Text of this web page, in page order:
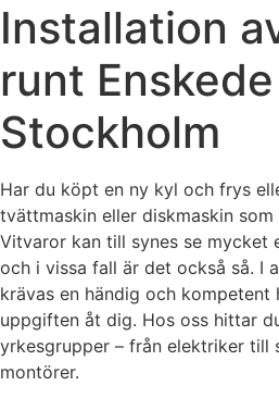
Installation
runt
Stockholm
Har du köpt en ny kyl och frys
tvättmaskin eller diskmaskin
Vitvaror kan till synes se mycket
och i vissa fall är det också så. I
krävas en händig och
uppgiften åt dig. Hos oss hittar
yrkesgrupper – från elektriker till
montörer.